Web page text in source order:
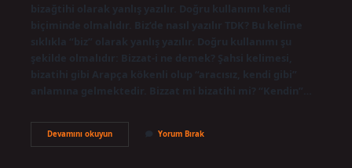
bizağtihi olarak yanlış yazılır. Doğru kullanımı kendi
biçiminde olmalıdır. Biz’de nasıl yazılır TDK? Bu kelime
sıklıkla “biz” olarak yanlış yazılır. Doğru kullanımı şu
şekilde olmalıdır: Bizzat-i ne demek? Şahsi kelimesi,
bizatihi gibi Arapça kökenli olup “aracısız, kendi gibi”
anlamına gelmektedir. Bizzat mi bizatihi mi? “Kendin”…
Devamını okuyunBizzat
Nasıl
Yorum Bırak